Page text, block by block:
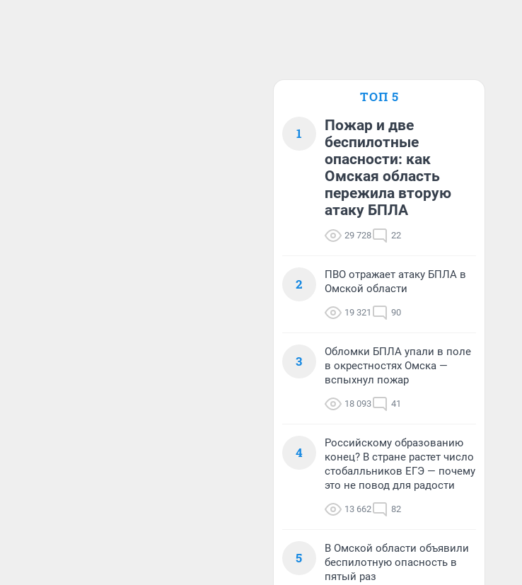
ТОП 5
1
Пожар и две
беспилотные
опасности: как
Омская область
пережила вторую
атаку БПЛА
29 728 22
2
ПВО отражает атаку БПЛА в
Омской области
19 321 90
3
Обломки БПЛА упали в поле
в окрестностях Омска —
вспыхнул пожар
18 093 41
4
Российскому образованию
конец? В стране растет число
стобалльников ЕГЭ — почему
это не повод для радости
13 662 82
5
В Омской области объявили
беспилотную опасность в
пятый раз